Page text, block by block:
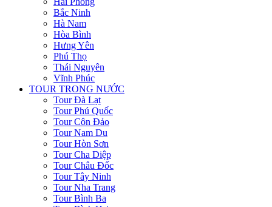
Bắc Ninh
Hà Nam
Hòa Bình
Hưng Yên
Phú Thọ
Thái Nguyên
Vĩnh Phúc
TOUR TRONG NƯỚC
Tour Đà Lạt
Tour Phú Quốc
Tour Côn Đảo
Tour Nam Du
Tour Hòn Sơn
Tour Cha Diệp
Tour Châu Đốc
Tour Tây Ninh
Tour Nha Trang
Tour Bình Ba